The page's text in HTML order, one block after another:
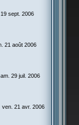
sept. 2006
21 août 2006
29 juil. 2006
ven. 21 avr. 2006